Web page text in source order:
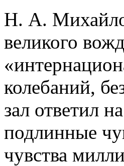
Н. А.
великого
колебаний,
зал ответил
подлинные
чувства